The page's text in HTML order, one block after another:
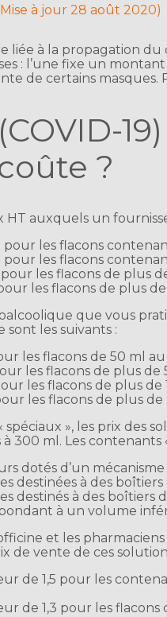
à jour 28 août 2020)
liée à la propagation
: l’une fixe un
de certains masques.
?
HT auxquels un
les flacons
les flacons
les flacons de plus
les flacons de plus
que vous
sont les suivants :
les flacons de 50 ml
les flacons de plus de
les flacons de plus de
les flacons de plus de
spéciaux », les prix des
300 ml. Les contenants
dotés d’un
destinées à des
destinés à des boîtiers
à un volume
et les
de vente de ces
de 1,5 pour les
de 1,3 pour les flacons